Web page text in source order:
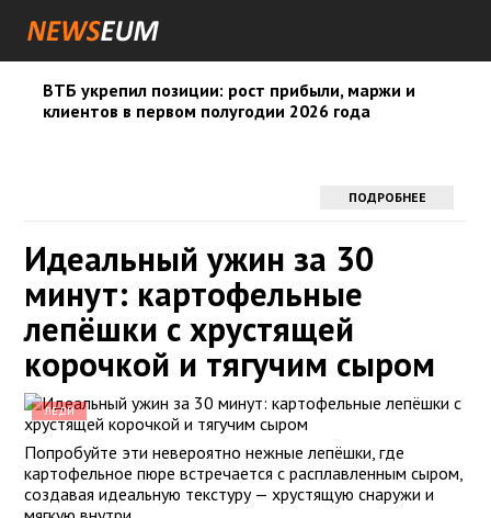
ВТБ укрепил позиции: рост прибыли, маржи и
клиентов в первом полугодии 2026 года
ПОДРОБНЕЕ
Идеальный ужин за 30
минут: картофельные
лепёшки с хрустящей
корочкой и тягучим сыром
ЛЕДИ
Попробуйте эти невероятно нежные лепёшки, где
картофельное пюре встречается с расплавленным сыром,
создавая идеальную текстуру — хрустящую снаружи и